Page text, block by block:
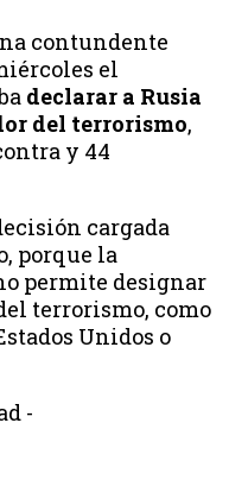
contundente
el
declarar a Rusia
del terrorismo,
y 44
cargada
porque la
permite designar
terrorismo, como
Unidos o
-